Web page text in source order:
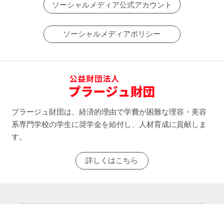
ソーシャルメディア公式アカウント
ソーシャルメディアポリシー
プラージュ財団は、経済的理由で学費が困難な理容・美容
系専門学校の学生に奨学金を給付し、人材育成に貢献しま
す。
詳しくはこちら